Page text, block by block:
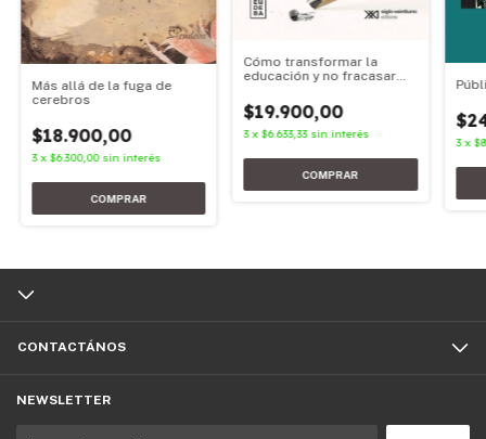
Más allá de la fuga de
cerebros
$18.900,00
3 x $6.300,00 sin interés
Cómo transformar la
educación y no fracasar
$19.900,00
3 x$6.633,33 sin interés
3 x
CONTACTÁNOS
NEWSLETTER